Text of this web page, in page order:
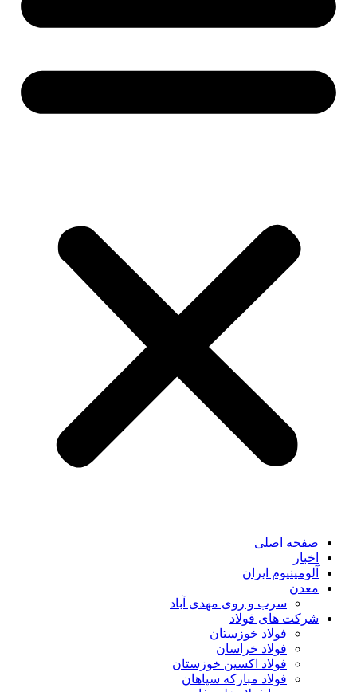
صفحه اصلی
اخبار
آلومینیوم ایران
معدن
سرب و روی مهدی آباد
شرکت های فولاد
فولاد خوزستان
فولاد خراسان
فولاد اکسین خوزستان
فولاد مبارکه سپاهان